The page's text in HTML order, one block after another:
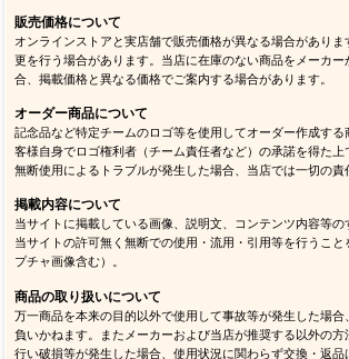
販売価格について
オンラインストアと実店舗で販売価格が異なる場合があり
更を行う場合があります。当店に在庫のない商品をメーカ
合、掲載価格と異なる価格でご案内する場合があります。
オーダー商品について
記念品など特定チームのロゴ等を使用してオーダー作成す
客様自身でロゴ権利者（チーム責任者など）の承諾を得た
無断使用によるトラブルが発生した場合、当店では一切の責
掲載内容について
当サイトに掲載している画像、説明文、コンテンツ内容等の
当サイトの許可無く無断での使用・流用・引用等を行うこと
プチャ画像含む）。
商品の取り扱いについて
万一商品を本来の目的以外で使用して事故等が発生した場合
負いかねます。またメーカーおよび当店が推奨する以外の方
行い破損等が発生した場合、使用状況に関わらず交換・返品